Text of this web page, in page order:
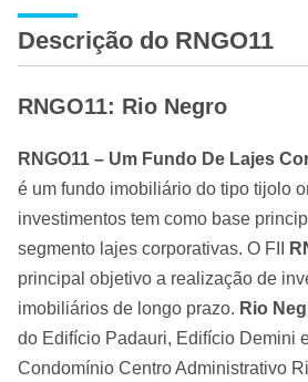
Descrição do RNGO11
RNGO11: Rio Negro
RNGO11 – Um Fundo De Lajes
é um fundo imobiliário do tipo tijolo
investimentos tem como base
segmento lajes corporativas. O FII
principal objetivo a realização de
imobiliários de longo prazo. Rio
do Edifício Padauri, Edifício Demini
Condomínio Centro Administrativo